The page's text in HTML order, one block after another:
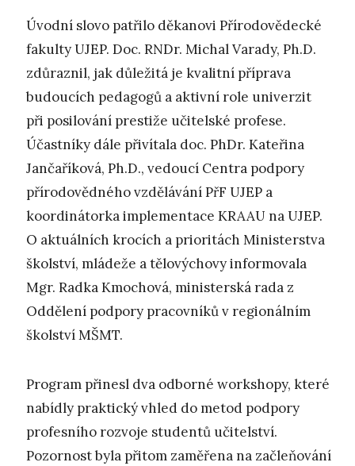
Úvodní slovo patřilo děkanovi Přírodovědecké
fakulty UJEP. Doc. RNDr. Michal Varady, Ph.D.
zdůraznil, jak důležitá je kvalitní příprava
budoucích pedagogů a aktivní role univerzit
při posilování prestiže učitelské profese.
Účastníky dále přivítala doc. PhDr. Kateřina
Jančaříková, Ph.D., vedoucí Centra podpory
přírodovědného vzdělávání PřF UJEP a
koordinátorka implementace KRAAU na UJEP.
O aktuálních krocích a prioritách Ministerstva
školství, mládeže a tělovýchovy informovala
Mgr. Radka Kmochová, ministerská rada z
Oddělení podpory pracovníků v regionálním
školství MŠMT.
Program přinesl dva odborné workshopy, které
nabídly praktický vhled do metod podpory
profesního rozvoje studentů učitelství.
Pozornost byla přitom zaměřena na začleňování